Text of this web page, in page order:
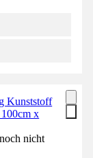
Kunststoff
x
nicht